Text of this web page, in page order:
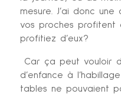
mesure. J’ai donc
vos proches profitent
profitiez d’eux?
Car ça peut vouloir
d’enfance à
tables ne pouvaient